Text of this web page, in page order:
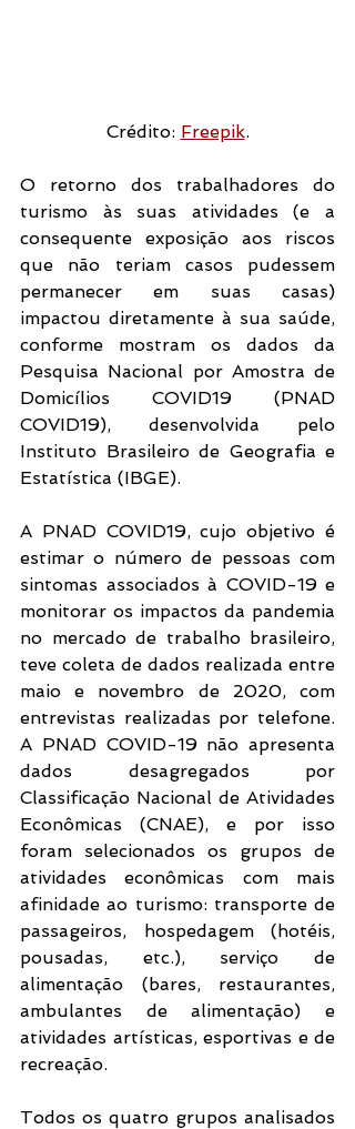
Crédito: Freepik.
O retorno dos trabalhadores do
turismo às suas atividades (e a
consequente exposição aos riscos
que não teriam casos pudessem
permanecer em suas casas)
impactou diretamente à sua saúde,
conforme mostram os dados da
Pesquisa Nacional por Amostra de
Domicílios COVID19 (PNAD
COVID19), desenvolvida pelo
Instituto Brasileiro de Geografia e
Estatística (IBGE).
A PNAD COVID19, cujo objetivo é
estimar o número de pessoas com
sintomas associados à COVID-19 e
monitorar os impactos da pandemia
no mercado de trabalho brasileiro,
teve coleta de dados realizada entre
maio e novembro de 2020, com
entrevistas realizadas por telefone.
A PNAD COVID-19 não apresenta
dados desagregados por
Classificação Nacional de Atividades
Econômicas (CNAE), e por isso
foram selecionados os grupos de
atividades econômicas com mais
afinidade ao turismo: transporte de
passageiros, hospedagem (hotéis,
pousadas, etc.), serviço de
alimentação (bares, restaurantes,
ambulantes de alimentação) e
atividades artísticas, esportivas e de
recreação.
Todos os quatro grupos analisados